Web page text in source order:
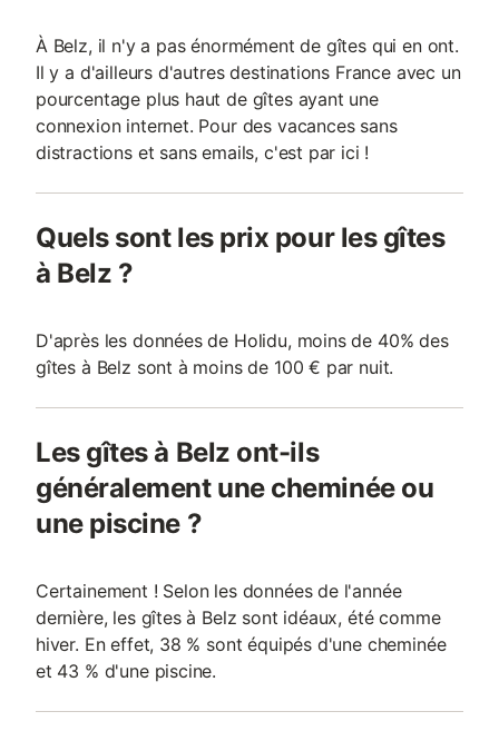
À Belz, il n'y a pas énormément de gîtes qui en ont.
Il y a d'ailleurs d'autres destinations France avec un
pourcentage plus haut de gîtes ayant une
connexion internet. Pour des vacances sans
distractions et sans emails, c'est par ici !
Quels sont les prix pour les gîtes
à Belz ?
D'après les données de Holidu, moins de 40% des
gîtes à Belz sont à moins de 100 € par nuit.
Les gîtes à Belz ont-ils
généralement une cheminée ou
une piscine ?
Certainement ! Selon les données de l'année
dernière, les gîtes à Belz sont idéaux, été comme
hiver. En effet, 38 % sont équipés d'une cheminée
et 43 % d'une piscine.